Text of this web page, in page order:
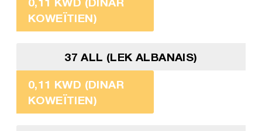
KOWEÏTIEN)
37 ALL (LEK ALBANAIS)
0,11 KWD (DINAR
KOWEÏTIEN)